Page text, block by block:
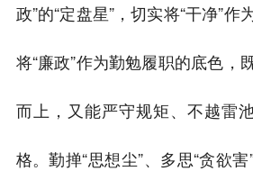
政”的“定盘星”，切实将“干净”作
将“廉政”作为勤勉履职的底色，
而上，又能严守规矩、不越雷
格。勤掸“思想尘”、多思“贪欲